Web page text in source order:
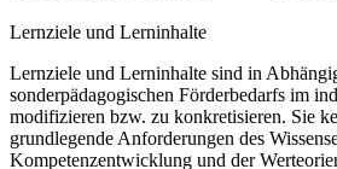
Lernziele und Lerninhalte
Lernziele und Lerninhalte sind in
sonderpädagogischen Förderbedarfs im
modifizieren bzw. zu konkretisieren. Sie
grundlegende Anforderungen des
Kompetenzentwicklung und der